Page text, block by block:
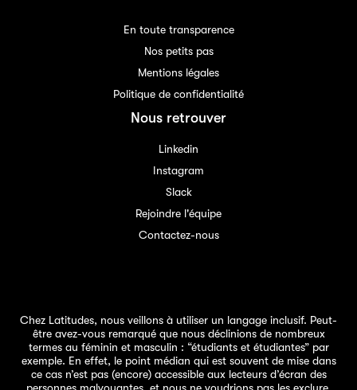
En toute transparence
Nos petits pas
Mentions légales
Politique de confidentialité
Nous retrouver
Linkedin
Instagram
Slack
Rejoindre l'équipe
Contactez-nous
Chez Latitudes, nous veillons à utiliser un langage inclusif. Peut-
être avez-vous remarqué que nous déclinions de nombreux
termes au féminin et masculin : “étudiants et étudiantes” par
exemple. En effet, le point médian qui est souvent de mise dans
ce cas n’est pas (encore) accessible aux lecteurs d’écran des